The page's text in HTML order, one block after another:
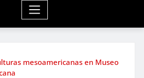
mesoamericanas en Museo